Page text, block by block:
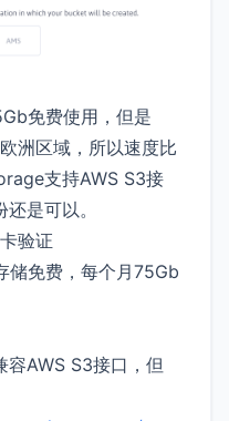
免费使用，但是
洲区域，所以速度比
支持AWS S3接
是可以。
验证
储免费，每个月75Gb
AWS S3接口，但